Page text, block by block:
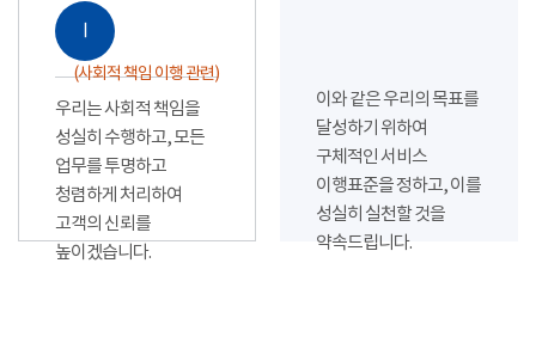
Ⅰ
(사회적 책임 이행 관련)
우리는 사회적 책임을
성실히 수행하고, 모든
업무를 투명하고
청렴하게 처리하여
고객의 신뢰를
높이겠습니다.
이와 같은 우리의 목표를
달성하기 위하여
구체적인 서비스
이행표준을 정하고, 이를
성실히 실천할 것을
약속드립니다.